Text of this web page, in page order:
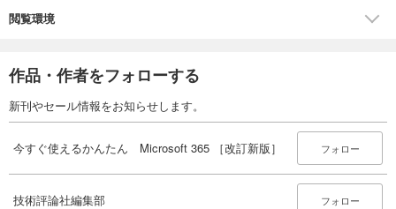
閲覧環境
作品・作者をフォローする
新刊やセール情報をお知らせします。
今すぐ使えるかんたん Microsoft 365 ［改訂新版］ フォロー
技術評論社編集部 フォロー